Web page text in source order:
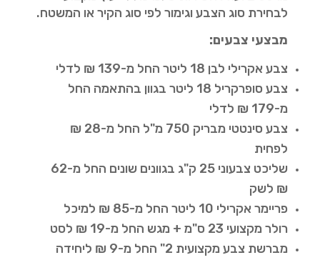
לבחירת סוג הצבע וגימור לפי סוג הקיר או המשטח.
מבצעי צבעים:
צבע אקרילי לבן 18 ליטר החל מ-139 ₪ לדלי
צבע סופרקריל 18 ליטר בגוון בהתאמה החל
מ-179 ₪ לדלי
צבע סינטטי מבריק 750 מ"ל החל מ-28 ₪
לפחית
שליכט צבעוני 25 ק"ג בגוונים שונים החל מ-62
₪ לשק
פריימר אקרילי 10 ליטר החל מ-85 ₪ למיכל
רולר מקצועי 23 ס"מ + מגש החל מ-19 ₪ לסט
מברשת צבע מקצועית 2" החל מ-9 ₪ ליחידה